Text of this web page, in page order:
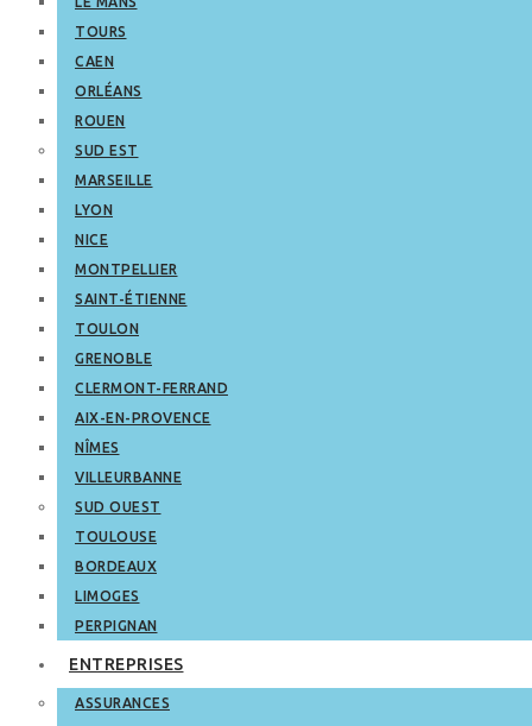
TOURS
CAEN
ORLÉANS
ROUEN
SUD EST
MARSEILLE
LYON
NICE
MONTPELLIER
SAINT-ÉTIENNE
TOULON
GRENOBLE
CLERMONT-FERRAND
AIX-EN-PROVENCE
NÎMES
VILLEURBANNE
SUD OUEST
TOULOUSE
BORDEAUX
LIMOGES
PERPIGNAN
ENTREPRISES
ASSURANCES